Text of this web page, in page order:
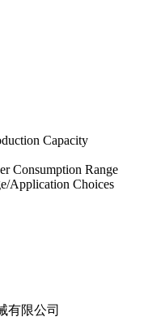
Capacity
Consumption Range
Application Choices
有限公司